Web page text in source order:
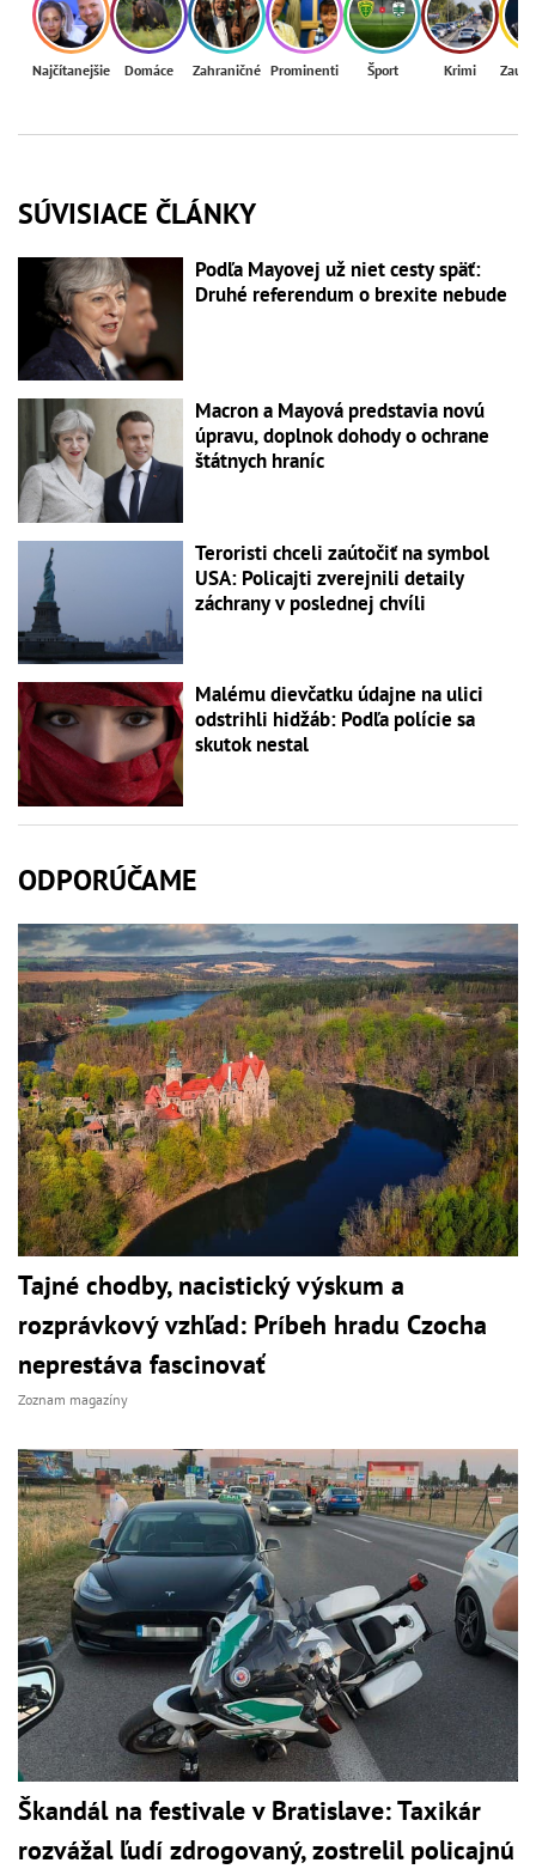
Najčítanejšie Domáce Zahraničné Prominenti Šport Krimi
SÚVISIACE ČLÁNKY
Podľa Mayovej už niet cesty späť:
Druhé referendum o brexite nebude
Macron a Mayová predstavia novú
úpravu, doplnok dohody o ochrane
štátnych hraníc
Teroristi chceli zaútočiť na symbol
USA: Policajti zverejnili detaily
záchrany v poslednej chvíli
Malému dievčatku údajne na ulici
odstrihli hidžáb: Podľa polície sa
skutok nestal
ODPORÚČAME
Tajné chodby, nacistický výskum a
rozprávkový vzhľad: Príbeh hradu Czocha
neprestáva fascinovať
Zoznam magazíny
Škandál na festivale v Bratislave: Taxikár
rozvážal ľudí zdrogovaný, zostrelil policajnú